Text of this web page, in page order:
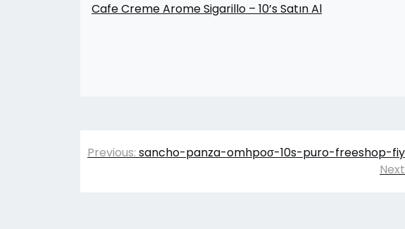
Cafe Creme Arome Sigarillo – 10’s Satın Al
Yazı
Previous: sancho-panza-omhpoσ-10s-puro-freeshop-